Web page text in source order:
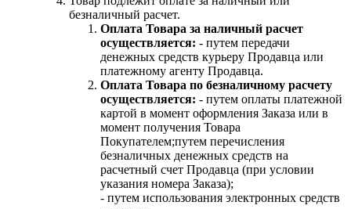
безналичный расчет.
Оплата Товара за наличный расчет
осуществляется: - путем передачи
денежных средств курьеру Продавца или
платежному агенту Продавца.
Оплата Товара по безналичному расчету
осуществляется: - путем оплаты платежной
картой в момент оформления Заказа или в
момент получения Товара
Покупателем;путем перечисления
безналичных денежных средств на
расчетный счет Продавца (при условии
указания номера Заказа);
- путем использования электронных средств